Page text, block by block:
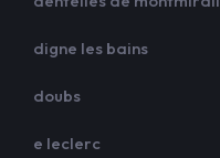
digne les bains
doubs
e leclerc